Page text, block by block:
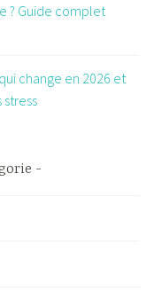
? Guide complet
change en 2026 et